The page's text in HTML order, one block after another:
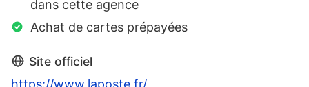
dans cette agence
Achat de cartes prépayées
Site officiel